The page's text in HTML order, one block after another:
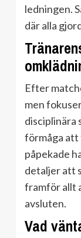
ledningen.
där alla
Efter
men
disciplinära
förmåga att
påpekade
detaljer att
framför allt
avsluten.
Vad